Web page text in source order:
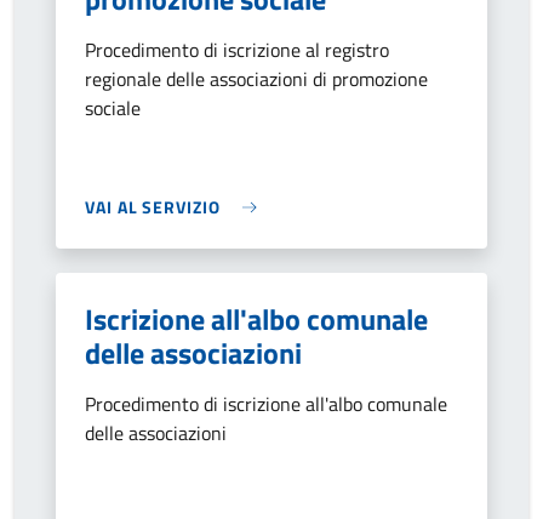
Procedimento di iscrizione al registro
regionale delle associazioni di promozione
sociale
VAI AL SERVIZIO
Iscrizione all'albo comunale
delle associazioni
Procedimento di iscrizione all'albo comunale
delle associazioni